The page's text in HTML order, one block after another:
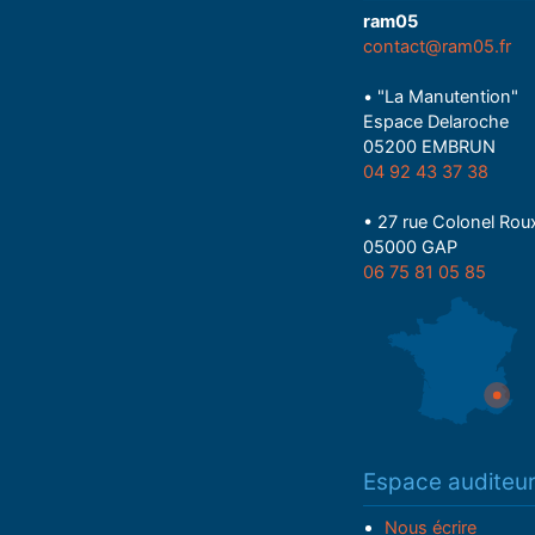
ram05
contact@ram05.fr
• "La Manutention"
Espace Delaroche
05200 EMBRUN
04 92 43 37 38
• 27 rue Colonel
05000 GAP
06 75 81 05 85
Espace
Nous écrire